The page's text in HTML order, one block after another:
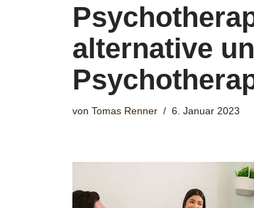
alternative
von Tomas Renner 6. Januar 2023